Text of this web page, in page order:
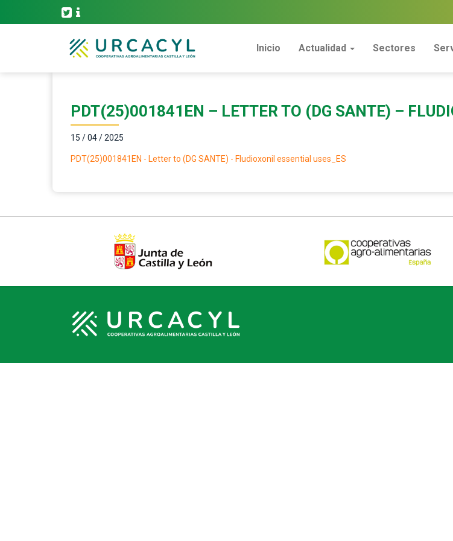
Inicio Actualidad Sectores
PDT(25)001841EN – LETTER TO (DG SANTE) –
15 / 04 / 2025
PDT(25)001841EN - Letter to (DG SANTE) - Fludioxonil essential uses_ES